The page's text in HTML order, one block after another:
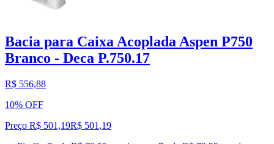
Bacia para Caixa Acoplada Aspen P750
Branco - Deca P.750.17
R$ 556,88
10% OFF
Preço R$ 501,19R$ 501 ,19